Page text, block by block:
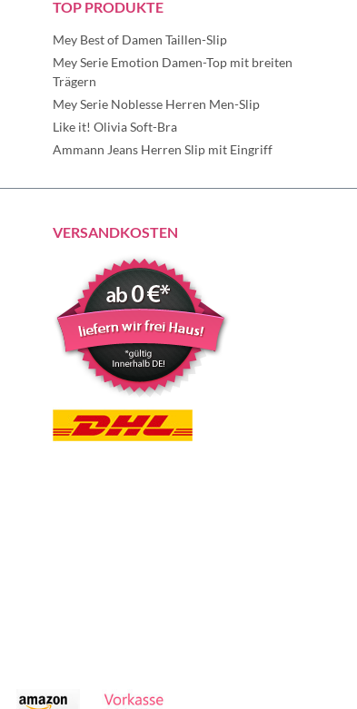
TOP PRODUKTE
Mey Best of Damen Taillen-Slip
Mey Serie Emotion Damen-Top mit breiten
Trägern
Mey Serie Noblesse Herren Men-Slip
Like it! Olivia Soft-Bra
Ammann Jeans Herren Slip mit Eingriff
VERSANDKOSTEN